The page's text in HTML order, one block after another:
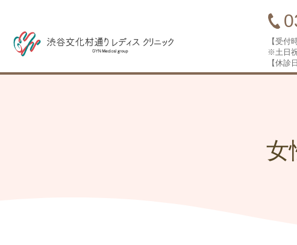
【受付
※土日
【休診
女